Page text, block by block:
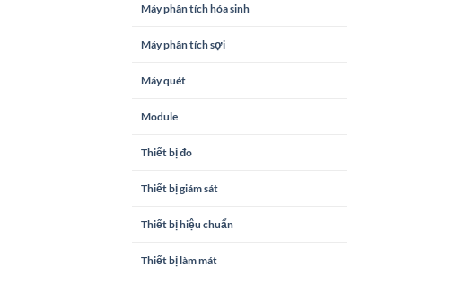
Máy phân tích hóa sinh
Máy phân tích sợi
Máy quét
Module
Thiết bị đo
Thiết bị giám sát
Thiết bị hiệu chuẩn
Thiết bị làm mát